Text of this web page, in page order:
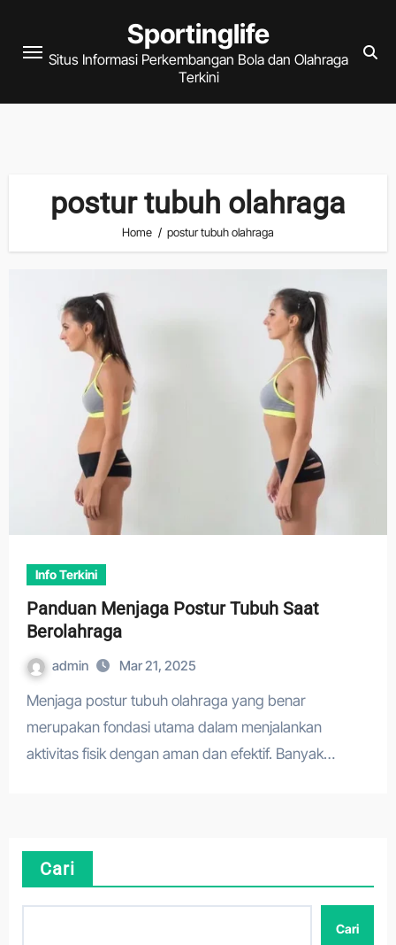
content
Sportinglife
Situs Informasi Perkembangan Bola dan Olahraga
Terkini
postur tubuh olahraga
Home postur tubuh olahraga
Info Terkini
Panduan Menjaga Postur Tubuh Saat
Berolahraga
admin Mar 21, 2025
Menjaga postur tubuh olahraga yang benar
merupakan fondasi utama dalam menjalankan
aktivitas fisik dengan aman dan efektif. Banyak…
Cari
Cari